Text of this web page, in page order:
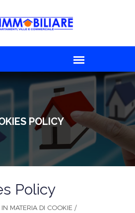
POLICY
Policy
MATERIA DI COOKIE /